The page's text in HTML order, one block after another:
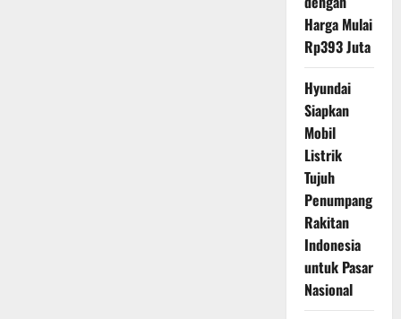
Harga Mulai
Rp393 Juta
Hyundai
Siapkan
Mobil
Listrik
Tujuh
Penumpang
Rakitan
Indonesia
untuk Pasar
Nasional